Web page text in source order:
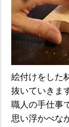
絵付けをした
抜いていきま
職人の手仕事
思い浮かべな